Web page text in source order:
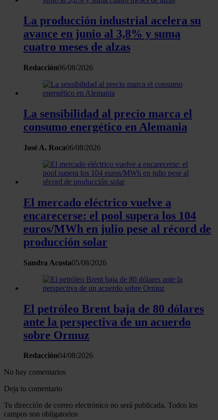
de cookies.
Las cookies de este sitio web se usan para personalizar
el contenido y los anuncios, ofrecer funciones de redes
sociales y analizar el tráfico. Además, compartimos
información sobre el uso que haga del sitio web con
web, quienes pueden combinarla con otra información
partir del uso que haya hecho de sus servicios.
La producción industrial acelera su
avance en junio al 3,8% y suma
cuatro meses de alzas
Redacción06/08/2026
La sensibilidad al precio marca el
consumo energético en Alemania
José A. Roca06/08/2026
El mercado eléctrico vuelve a
encarecerse: el pool supera los 104
euros/MWh en julio pese al récord de
producción solar
Sandra Acosta05/08/2026
El petróleo Brent baja de 80 dólares
ante la perspectiva de un acuerdo
sobre Ormuz
Redacción04/08/2026
No hay comentarios
Deja tu comentario
Tu dirección de correo electrónico no será publicada. Todos los
campos son obligatorios